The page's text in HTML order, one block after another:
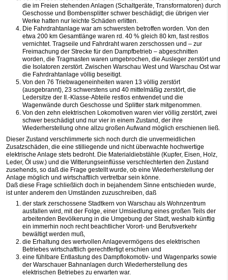
die im Freien stehenden Anlagen (Schaltgeräte, Transformatoren) durch
Geschosse und Bombensplitter schwer beschädigt; die übrigen vier
Werke hatten nur leichte Schäden erlitten.
Die Fahrdrahtanlage war am schwersten betroffen worden. Von den
etwa 200 km Gesamtlänge waren rd. 40 % gleich 80 km, fast restlos
vernichtet. Tragseile und Fahrdraht waren zerschossen und – zur
Freimachung der Strecke für den Dampfbetrieb – abgeschnitten
worden, die Tragmasten waren umgebrochen, die Ausleger zerstört und
die Isolatoren zerstört. Zwischen Warschau West und Warschau Ost war
die Fahrdrahtanlage völlig beseitigt.
Von den 76 Triebwageneinheiten waren 13 völlig zerstört
(ausgebrannt), 23 schwerstens und 40 mittelmäßig zerstört, die
Ledersitze der II.-Klasse-Abteile restlos entwendet und die
Wagenwände durch Geschosse und Splitter stark mitgenommen.
Von den zehn elektrischen Lokomotiven waren vier völlig zerstört, zwei
schwer beschädigt und nur vier in einem Zustand, der ihre
Wiederherstellung ohne allzu großen Aufwand möglich erschienen ließ.
Dieser Zustand verschlimmerte sich noch durch die unvermeidlichen
Zusatzschäden, die eine stilliegende und nicht überwachte hochwertige
elektrische Anlage stets bedroht. Die Materialdiebstähle (Kupfer, Eisen, Holz,
Leder, Öl usw.) und die Witterungseinflüsse verschlechterten den Zustand
zusehends, so daß die Frage gestellt wurde, ob eine Wiederherstellung der
Anlage möglich und wirtschaftlich vertretbar sein könne.
Daß diese Frage schließlich doch in bejahendem Sinne entschieden wurde,
ist unter anderem den Umständen zuzuschreiben, daß
der stark zerschossene Stadtkern von Warschau als Wohnzentrum
ausfallen wird, mit der Folge, einer Umsiedlung eines großen Teils der
arbeitenden Bevölkerung in die Umgebung der Stadt, weshalb künftig
ein immerhin noch recht beachtlicher Vorort- und Berufsverkehr
bewältigt werden muß,
die Erhaltung des wertvollen Anlagevermögens des elektrischen
Betriebes wirtschaftlich gerechtfertigt erschien und
eine fühlbare Entlastung des Dampflokomotiv- und Wagenparks sowie
der Warschauer Bahnanlagen durch Wiederherstellung des
elektrischen Betriebes zu erwarten war.